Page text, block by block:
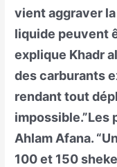
vient aggraver
liquide peuvent
explique Khadr
des carburants
rendant tout
impossible.”Les
Ahlam Afana.
100 et 150